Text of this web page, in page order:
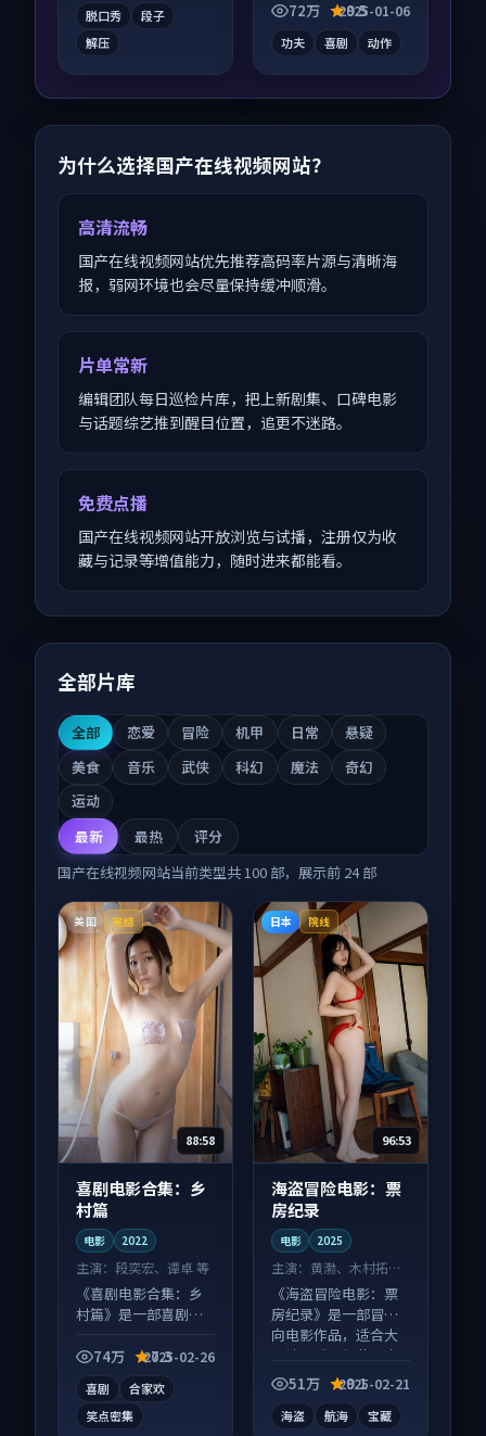
脱口秀
段子
解压
72万
9.5
2025-01-06
功夫 喜剧 动作
为什么选择国产在线视频网站？
高清流畅
国产在线视频网站优先推荐高码率片源与清晰海
报，弱网环境也会尽量保持缓冲顺滑。
片单常新
编辑团队每日巡检片库，把上新剧集、口碑电影
与话题综艺推到醒目位置，追更不迷路。
免费点播
国产在线视频网站开放浏览与试播，注册仅为收
藏与记录等增值能力，随时进来都能看。
全部片库
全部 恋爱 冒险 机甲 日常
悬疑
美食
音乐 武侠 科幻 魔法
奇幻
运动
最新
最热
评分
国产在线视频网站当前类型共100 部，展示前 24部
美国 完结
88:58
喜剧电影合集：乡
村篇
电影 2022
主演： 段奕宏、谭卓 等
《喜剧电影合集：乡
村篇》是一部喜剧向
端观看，细节更丰
74万 7.3
2025-02-26
喜剧
合家欢
笑点密集
日本 院线
96:53
海盗冒险电影：票
房纪录
电影 2025
主演： 黄渤、木村拓哉
等
《海盗冒险电影：票
房纪录》是一部冒险
向电影作品，适合大
屏端观看，细节更丰
富。51万 9.1
2025-02-21
海盗 航海 宝藏